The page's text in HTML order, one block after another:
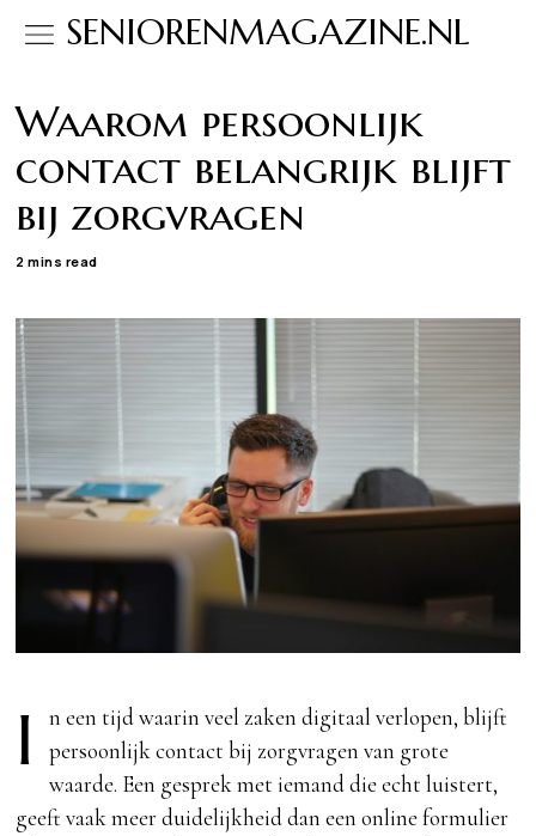
SENIORENMAGAZINE.NL
Waarom persoonlijk
contact belangrijk blijft
bij zorgvragen
2 mins read
I
n een tijd waarin veel zaken digitaal verlopen, blijft
persoonlijk contact bij zorgvragen van grote
waarde. Een gesprek met iemand die echt luistert,
geeft vaak meer duidelijkheid dan een online formulier